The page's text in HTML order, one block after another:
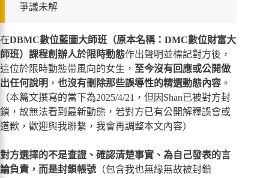
爭議未解
在DBMC數位藍圖大師班（原本名稱：DMC數位財富大
師班）課程創辦人於限時動態作出聲明並標記對方後，
這位於限時動態帶風向的女生， 至今沒有回應或公開做
出任何說明 ， 也沒有刪除那些誤導性的精選動態內容 。
（本篇文撰寫的當下為2025/4/21，但因Shan已被對方封
鎖，故無法看到最新動態，若對方已有公開解釋誤會或
道歉，歡迎與我聯繫，我會再調整本文內容）
對方選擇的不是查證、確認清楚事實、為自己發表的言
論負責，而是封鎖帳號 （包含我也無緣無故被封鎖